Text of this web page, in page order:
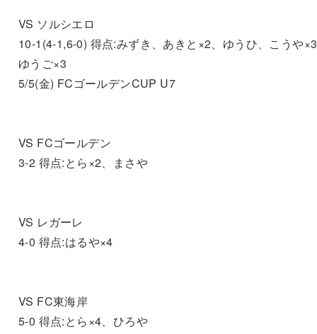
VS ソルシエロ
10-1(4-1,6-0) 得点:みずき、あきと×2、ゆうひ、こうや
ゆうご×3
5/5(金) FCゴールデンCUP U7
VS FCゴールデン
3-2 得点:とら×2、まさや
VS レガーレ
4-0 得点:はるや×4
VS FC東海岸
5-0 得点:とら×4、ひろや